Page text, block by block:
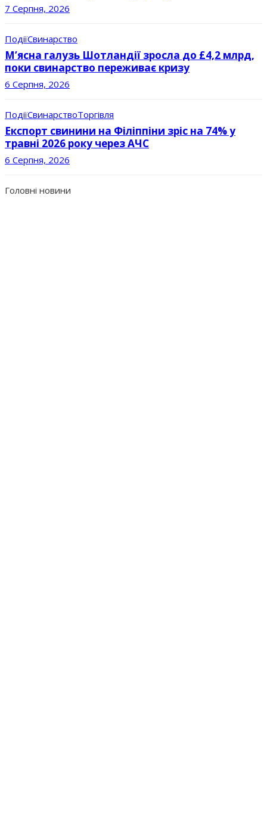
7 Серпня, 2026
ПодіїСвинарство
М’ясна галузь Шотландії зросла до £4,2 млрд,
поки свинарство переживає кризу
6 Серпня, 2026
ПодіїСвинарствоТоргівля
Експорт свинини на Філіппіни зріс на 74% у
травні 2026 року через АЧС
6 Серпня, 2026
Головні новини